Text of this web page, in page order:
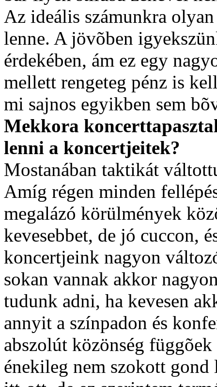
Az ideális számunkra
lenne. A jövõben
érdekében, ám ez egy
mellett rengeteg pénz is
mi sajnos egyikben sem
Mekkora
lenni a koncertjeitek?
Mostanában taktikát
Amíg régen minden
megalázó körülmények
kevesebbet, de jó cuccon,
koncertjeink nagyon
sokan vannak akkor
tudunk adni, ha kevesen
annyit a színpadon és
abszolút közönség
énekileg nem szokott